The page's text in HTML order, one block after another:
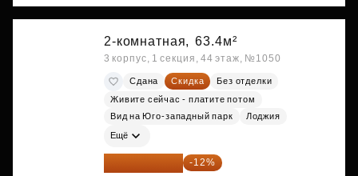
2-комнатная, 63.4м²
3 корпус, 1 секция, 44 этаж, №1050
Сдана Скидка
Без отделки
Живите сейчас - платите потом
Вид на Юго-западный парк
Лоджия
Ещё
35 628 771 ₽ -12%